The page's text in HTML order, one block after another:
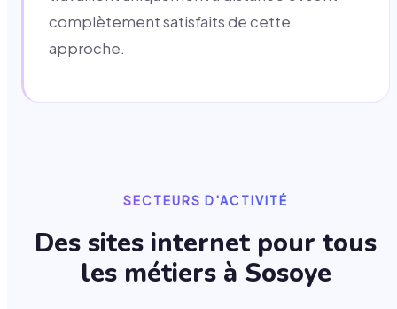
complètement satisfaits de cette
approche.
SECTEURS D'ACTIVITÉ
Des sites internet pour tous
les métiers à Sosoye